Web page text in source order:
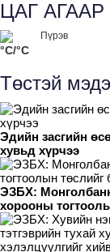
ЦАГ АГААР
Пүрэв
°C/°C
Төстэй
Эдийн засгийн
хувьд хүрчээ
ЭЗБХ:
хорооны